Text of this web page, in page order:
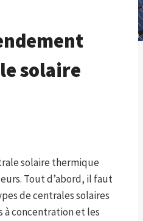
solaire
solaire thermique
Tout d’abord, il faut
de centrales solaires
à concentration et les